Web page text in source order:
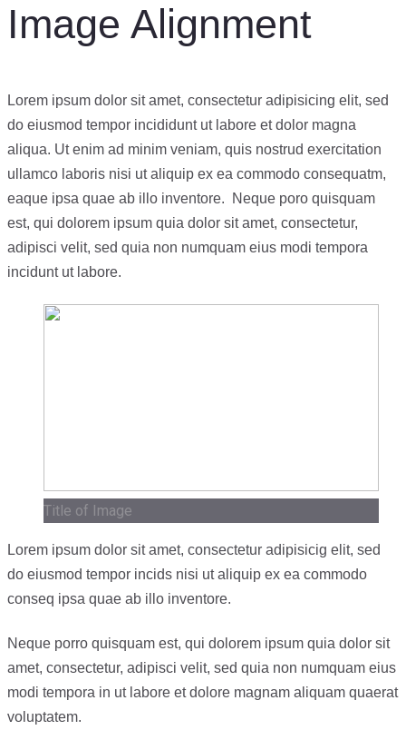
Image Alignment
Lorem ipsum dolor sit amet, consectetur adipisicing elit, sed
do eiusmod tempor incididunt ut labore et dolor magna
aliqua. Ut enim ad minim veniam, quis nostrud exercitation
ullamco laboris nisi ut aliquip ex ea commodo consequatm,
eaque ipsa quae ab illo inventore. Neque poro quisquam
est, qui dolorem ipsum quia dolor sit amet, consectetur,
adipisci velit, sed quia non numquam eius modi tempora
incidunt ut labore.
Title of Image
Lorem ipsum dolor sit amet, consectetur adipisicig elit, sed
do eiusmod tempor incids nisi ut aliquip ex ea commodo
conseq ipsa quae ab illo inventore.
Neque porro quisquam est, qui dolorem ipsum quia dolor sit
amet, consectetur, adipisci velit, sed quia non numquam eius
modi tempora in ut labore et dolore magnam aliquam quaerat
voluptatem.